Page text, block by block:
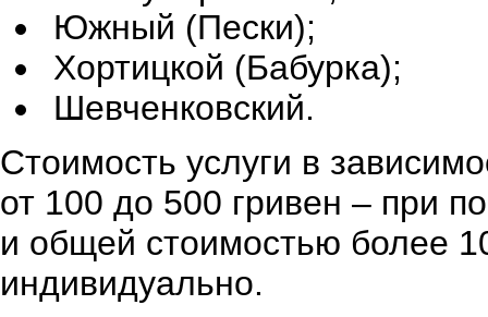
Южный (Пески);
Хортицкой (Бабурка);
Шевченковский.
Стоимость услуги в
от 100 до 500 гривен – при
и общей стоимостью более
индивидуально.